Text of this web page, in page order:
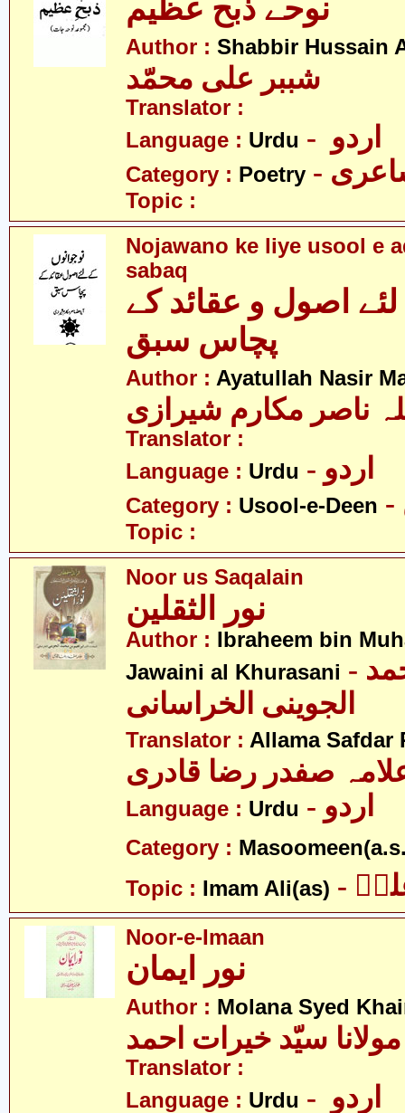
نوحے ذبح عظیم
Author : Shabbir Hussain
Translator :
Language : Urdu
Category : Poetry
Topic :
Nojawano ke liye usool e
sabaq
اصول و عقائد کے
پچاس سبق
Author : Ayatullah Nasir
ناصر مکارم شیرازی
Translator :
Language : Urdu - اردو
Category : Usool-e-Deen
Topic :
Noor us Saqalain
نور الثقلین
Author : Ibraheem bin
Jawaini al Khurasani - ابراھیم بن محمد
الجوینی الخراسانی
Translator : Allama Safdar
صفدر رضا قادری
Language : Urdu - اردو
Category :
Topic : Imam Ali(as)
Noor-e-Imaan
نور ایمان
Author : Molana Syed
مولانا سیّد خیرات احمد
Translator :
Language : Urdu